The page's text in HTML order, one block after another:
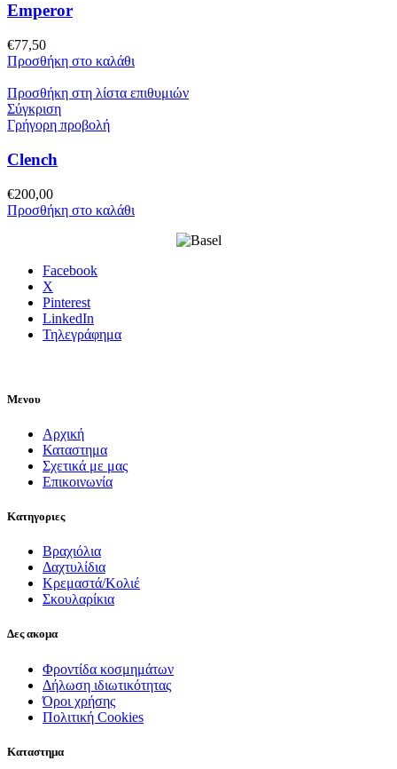
Emperor
€77,50
Προσθήκη στο καλάθι
Προσθήκη στη λίστα επιθυμιών
Σύγκριση
Γρήγορη προβολή
Clench
€200,00
Προσθήκη στο καλάθι
Facebook
X
Pinterest
LinkedIn
Τηλεγράφημα
Μενου
Αρχική
Καταστημα
Σχετικά με μας
Επικοινωνία
Κατηγοριες
Βραχιόλια
Δαχτυλίδια
Κρεμαστά/Κολιέ
Σκουλαρίκια
Δες ακομα
Φροντίδα κοσμημάτων
Δήλωση ιδιωτικότητας
Όροι χρήσης
Πολιτική Cookies
Καταστημα